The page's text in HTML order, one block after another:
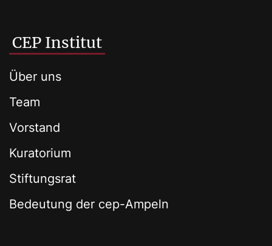
CEP Institut
Über uns
Team
Vorstand
Kuratorium
Stiftungsrat
Bedeutung der cep-Ampeln